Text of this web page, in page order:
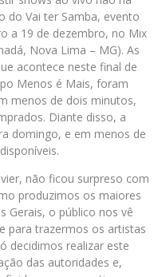
do Vai ter Samba, evento
a 19 de dezembro, no Mix
Nova Lima – MG). As
acontece neste final de
Menos é Mais, foram
menos de dois minutos,
Diante disso, a
domingo, e em menos de
não ficou surpreso com
produzimos os maiores
Gerais, o público nos vê
para trazermos os artistas
decidimos realizar este
das autoridades e,